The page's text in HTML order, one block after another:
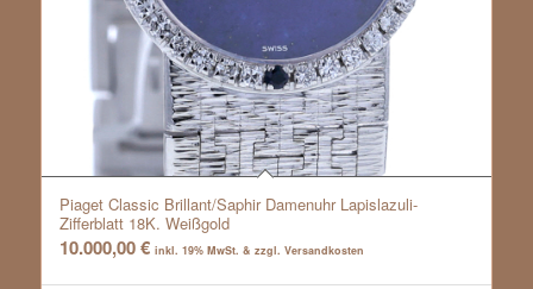
Piaget Classic Brillant/Saphir Damenuhr Lapislazuli-
Zifferblatt 18K. Weißgold
10.000,00€ inkl. 19% MwSt. & zzgl. Versandkosten